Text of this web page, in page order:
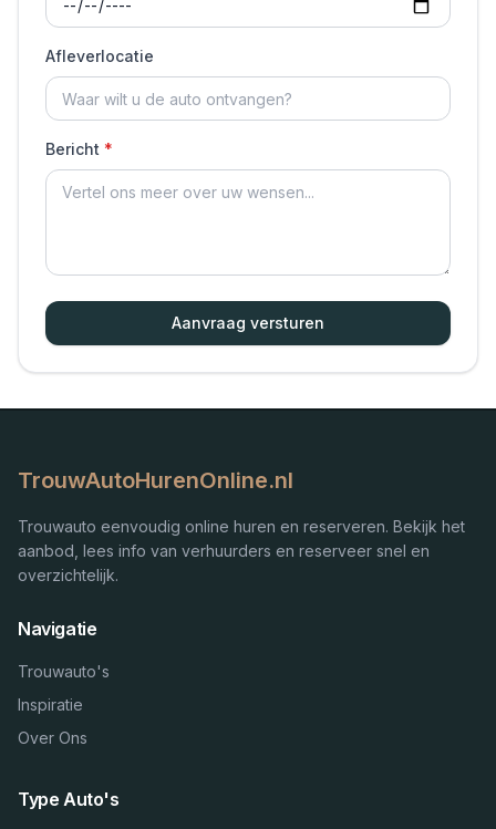
Afleverlocatie
Bericht
Aanvraag versturen
TrouwAutoHurenOnline.nl
Trouwauto eenvoudig online huren en reserveren. Bekijk het
aanbod, lees info van verhuurders en reserveer snel en
overzichtelijk.
Navigatie
Trouwauto's
Inspiratie
Over Ons
Type Auto's